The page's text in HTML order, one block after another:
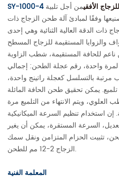
SY-1000-4 الأفقيمن أجل تلبية
وفقًا لمبادئ آلة طحن الزجاج ذات
ذات الدقة العالية الثنائية وهي إحدى
والزوايا المستقيمة للزجاج المسطح
للحافة المستقيمة، شطب الزاوية
لمرة واحدة، رقم عجلة الطحن: إجمالي
بالتسلسل كعجلة راتينج واحدة،
يمكن تحقيق طحن الحافة المائلة
الشطب العلوي، ويتم الانتهاء من التلميع مرة
استخدام تنظيم السرعة الميكانيكية
السرعة المستقرة، يمكن أن يغير
تثبيت الحزام المتزامن ونقل سمك
الزجاج 2-12 مم للطحن.
المعلمة الفنية